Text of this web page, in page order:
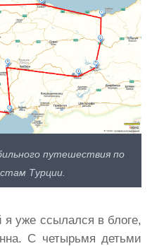
путешествия по
Турции.
я уже ссылался в блоге,
С четырьмя детьми